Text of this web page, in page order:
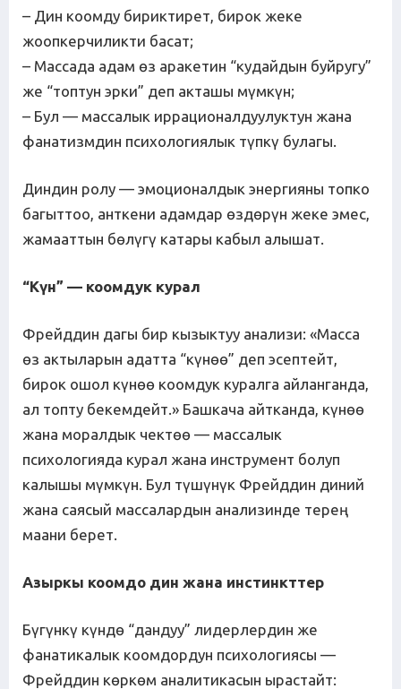
– Дин коомду бириктирет, бирок жеке
жоопкерчиликти басат;
– Массада адам өз аракетин “кудайдын буйругу”
же “топтун эрки” деп акташы мүмкүн;
– Бул — массалык иррационалдуулуктун жана
фанатизмдин психологиялык түпкү булагы.
Диндин ролу — эмоционалдык энергияны топко
багыттоо, анткени адамдар өздөрүн жеке эмес,
жамааттын бөлүгү катары кабыл алышат.
“Күн” — коомдук курал
Фрейддин дагы бир кызыктуу анализи: «Масса
өз актыларын адатта “күнөө” деп эсептейт,
бирок ошол күнөө коомдук куралга айланганда,
ал топту бекемдейт.» Башкача айтканда, күнөө
жана моралдык чектөө — массалык
психологияда курал жана инструмент болуп
калышы мүмкүн. Бул түшүнүк Фрейддин диний
жана саясый массалардын анализинде терең
маани берет.
Азыркы коомдо дин жана инстинкттер
Бүгүнкү күндө “дандуу” лидерлердин же
фанатикалык коомдордун психологиясы —
Фрейддин көркөм аналитикасын ырастайт: